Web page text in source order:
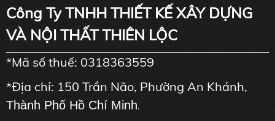
Công Ty TNHH THIẾT KẾ XÂY DỰNG
VÀ NỘI THẤT THIÊN LỘC
*Mã số thuế: 0318363559
*Địa chỉ: 150 Trần Não, Phường An Khánh,
Thành Phố Hồ Chí Minh.